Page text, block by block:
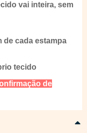
vai inteira, sem
de cada estampa
tecido
de